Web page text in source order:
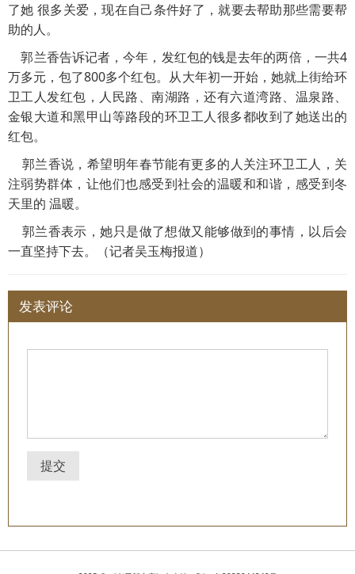
了她 很多关爱，现在自己条件好了，就要去帮助那些需要帮
助的人。
郭兰香告诉记者，今年，发红包的钱是去年的两倍，一共4
万多元，包了800多个红包。从大年初一开始，她就上街给环
卫工人发红包，人民路、南湖路，还有六道湾路、温泉路、
金银大道和黑甲山等路段的环卫工人很多都收到了她送出的
红包。
郭兰香说，希望明年春节能有更多的人关注环卫工人，关
注弱势群体，让他们也感受到社会的温暖和和谐，感受到冬
天里的 温暖。
郭兰香表示，她只是做了想做又能够做到的事情，以后会
一直坚持下去。（记者吴玉梅报道）
发表评论
提交